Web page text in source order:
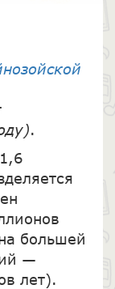
.
большей
—
лет).